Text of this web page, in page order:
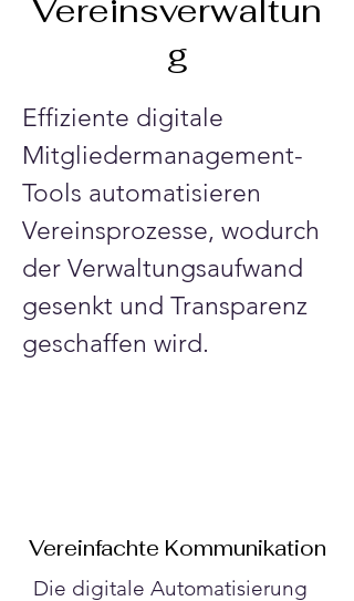
Vereinsverwaltun
g
Effiziente digitale
Mitgliedermanagement-
Tools automatisieren
Vereinsprozesse, wodurch
der Verwaltungsaufwand
gesenkt und Transparenz
geschaffen wird.
Vereinfachte Kommunikation
Die digitale Automatisierung